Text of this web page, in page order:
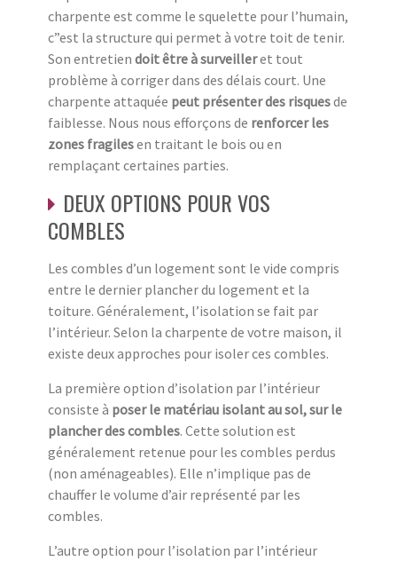
charpente est comme le squelette pour l’humain,
c”est la structure qui permet à votre toit de tenir.
Son entretien doit être à surveilleret tout
problème à corriger dans des délais court. Une
charpente attaquée peut présenter des risquesde
faiblesse. Nous nous efforçons de renforcer les
zones fragilesen traitant le bois ou en
remplaçant certaines parties.
DEUX OPTIONS POUR VOS
COMBLES
Les combles d’un logement sont le vide compris
entre le dernier plancher du logement et la
toiture. Généralement, l’isolation se fait par
l’intérieur. Selon la charpente de votre maison, il
existe deux approches pour isoler ces combles.
La première option d’isolation par l’intérieur
consiste à poser le matériau isolant au sol, sur le
plancher des combles. Cette solution est
généralement retenue pour les combles perdus
(non aménageables). Elle n’implique pas de
chauffer le volume d’air représenté par les
combles.
L’autre option pour l’isolation par l’intérieur